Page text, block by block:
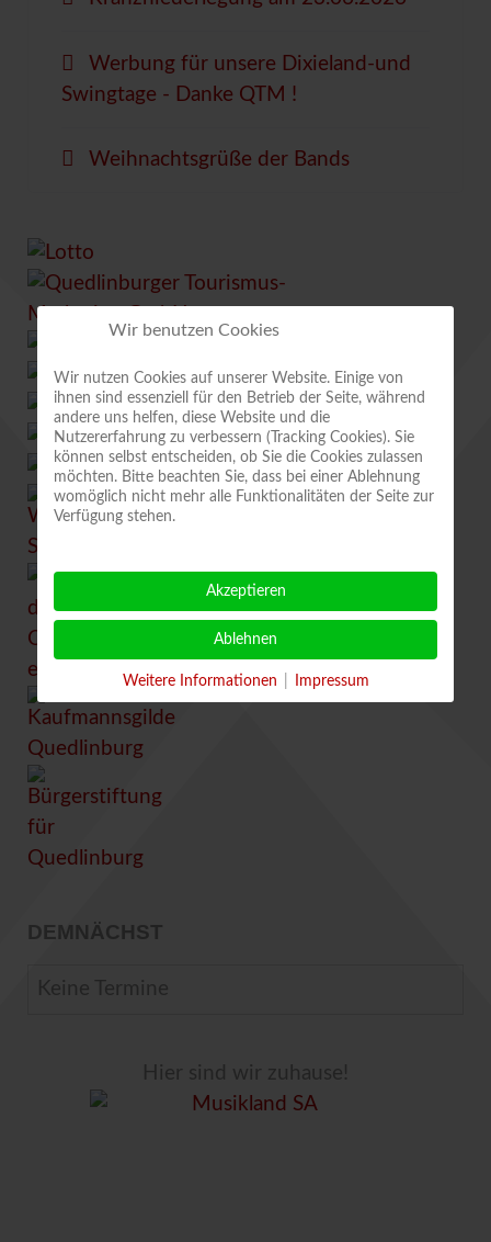
Werbung für unsere Dixieland-und
Swingtage - Danke QTM !
Weihnachtsgrüße der Bands
DEMNÄCHST
Keine Termine
Hier sind wir zuhause!
Wir benutzen Cookies
Wir nutzen Cookies auf unserer Website. Einige von
ihnen sind essenziell für den Betrieb der Seite, während
andere uns helfen, diese Website und die
Nutzererfahrung zu verbessern (Tracking Cookies). Sie
können selbst entscheiden, ob Sie die Cookies zulassen
möchten. Bitte beachten Sie, dass bei einer Ablehnung
womöglich nicht mehr alle Funktionalitäten der Seite zur
Verfügung stehen.
Akzeptieren
Ablehnen
Weitere Informationen Impressum